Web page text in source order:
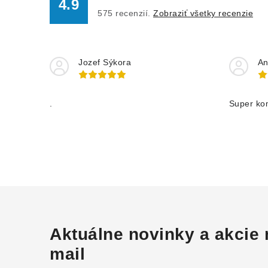
4.9
575 recenzií. Zobraziť všetky recenzie
Jozef Sýkora
Super
Aktuálne novinky a akcie
mail